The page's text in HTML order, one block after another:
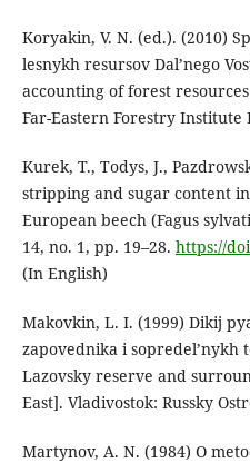
Koryakin, V. N. (ed.). (2010)
lesnykh resursov Dal’nego
accounting of forest
Far-Eastern Forestry Institute
Kurek, T., Todys, J.,
stripping and sugar content
European beech (Fagus
14, no. 1, pp. 19–28. https://
(In English)
Makovkin, L. I. (1999) Dikij
zapovednika i
Lazovsky reserve and
East]. Vladivostok: Russky
Martynov, A. N. (1984) O